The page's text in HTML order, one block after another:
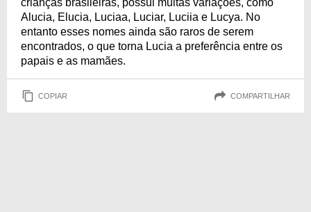
crianças brasileiras, possui muitas variações, como
Alucia, Elucia, Luciaa, Luciar, Luciia e Lucya. No
entanto esses nomes ainda são raros de serem
encontrados, o que torna Lucia a preferência entre os
papais e as mamães.
COPIAR COMPARTILHAR